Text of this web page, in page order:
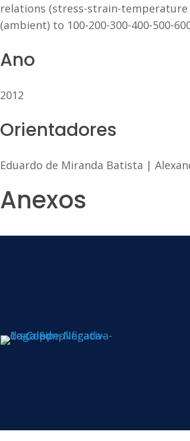
relations (stress-strain-
(ambient) to 100-200-300-400-500-
Ano
2012
Orientadores
Eduardo de Miranda Batista |
Anexos